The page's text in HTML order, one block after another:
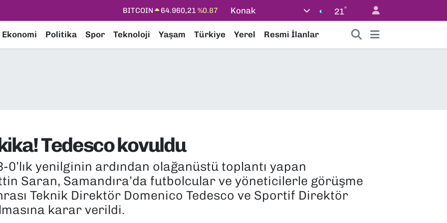
DOLAR 47,7436%0.18
STERLİN
64,4811%0.38
Konak 21°
Ekonomi Politika Spor Teknoloji Yaşam Türkiye Yerel Resmi İlanlar
Tedesco kovuldu
yenilginin ardından olağanüstü toplantı yapan
Saran, Samandıra’da futbolcular ve yöneticilerle görüşme
Teknik Direktör Domenico Tedesco ve Sportif Direktör
karar verildi.